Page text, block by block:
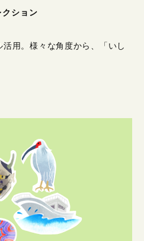
クション
活用。様々な角度から、「いし